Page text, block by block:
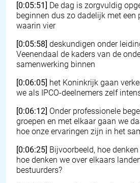
[0:05:51] De dag is zorgvuldig
beginnen dus zo dadelijk met een
waarin vier
[0:05:58] deskundigen onder
Veenendaal de kaders van de
samenwerking binnen
[0:06:05] het Koninkrijk gaan
we als IPCO-deelnemers zelf
[0:06:12] Onder professionele
groepen en met elkaar gaan we
hoe onze ervaringen zijn in het
[0:06:25] Bijvoorbeeld, hoe
hoe denken we over elkaars
bestuurders?